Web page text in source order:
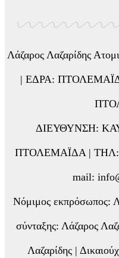
Λάζαρος Λαζαρίδης
| ΕΔΡΑ:
ΔΙΕΥΘΥΝΣΗ:
ΠΤΟΛΕΜΑΪΔΑ | ΤΗΛ:
mail:
Νόμιμος εκπρόσωπος:
σύνταξης: Λάζαρος
Λαζαρίδης |